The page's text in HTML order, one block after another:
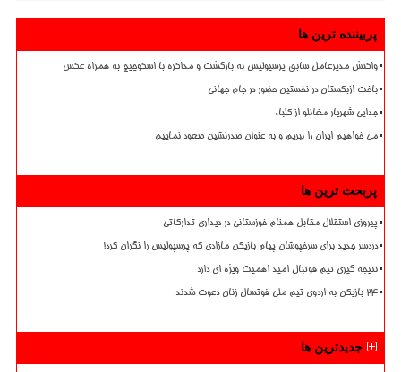
پربیننده ترین ها
واکنش مدیرعامل سابق پرسپولیس به بازگشت و مذاکره با اسکوچیچ به همراه عکس
باخت ازبکستان در نخستین حضور در جام جهانی
جدایی شهریار مغانلو از کلباء
می خواهیم ایران را ببریم و به عنوان صدرنشین صعود نماییم
پربحث ترین ها
پیروزی استقلال مقابل همنام خوزستانی در دیداری تدارکاتی
دردسر جدید برای سرخپوشان پیام بازیکن مازادی که پرسپولیس را نگران کرد!
نتیجه گیری تیم فوتبال امید اهمیت ویژه ای دارد
۲۴ بازیکن به اردوی تیم ملی فوتسال زنان دعوت شدند
جدیدترین ها